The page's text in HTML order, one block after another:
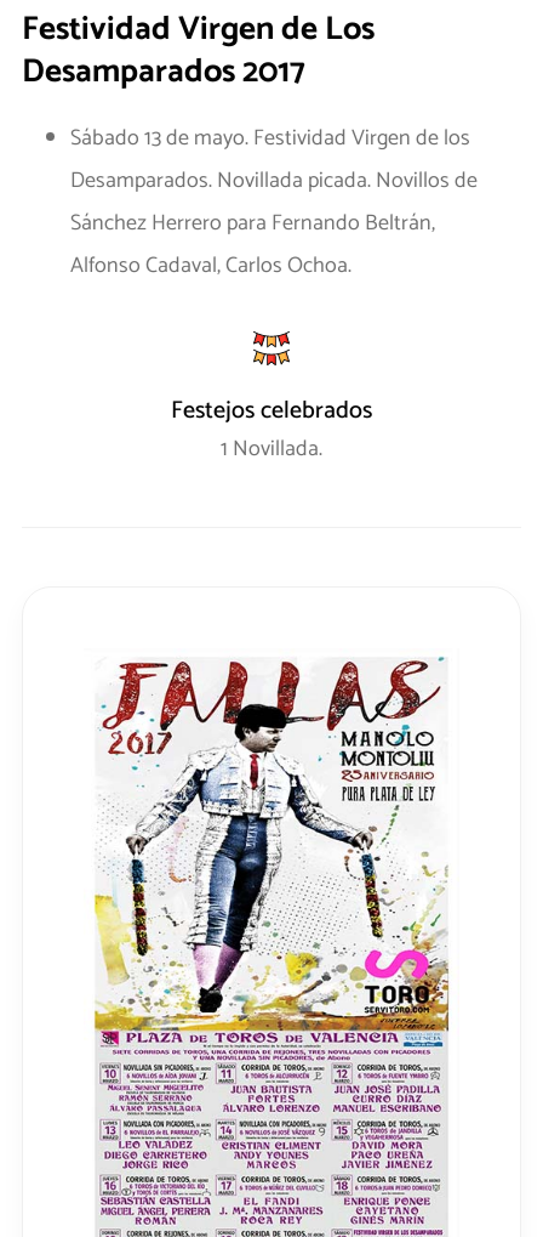
Festividad Virgen de Los
Desamparados 2017
Sábado 13 de mayo. Festividad Virgen de los
Desamparados. Novillada picada. Novillos de
Sánchez Herrero para Fernando Beltrán,
Alfonso Cadaval, Carlos Ochoa.
Festejos celebrados
1 Novillada.